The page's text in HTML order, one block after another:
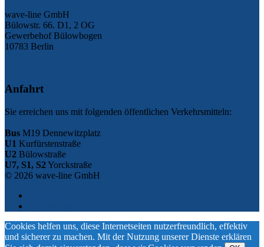
wave-line GmbH
Bülowstr. 66. D1, 2 OG
Gewerbehof Bülowbogen
10783 Berlin
Anfahrt
Sie erreichen uns mit folgenden öffentlichen Verkehrsmitteln:
Bus M19 Dennewitzplatz
U1 Kurfürstenstraße
U2 Bülowstraße
U7, S1, S2Yorckstraße
© 2026 wave-line GmbH
Cookies helfen uns, diese Internetseiten nutzerfreundlich, effektiv
und sicherer zu machen. Mit der Nutzung unserer Dienste erklären